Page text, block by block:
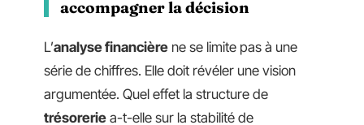
accompagner la décision
L’analyse financière ne se limite pas à une
série de chiffres. Elle doit révéler une vision
argumentée. Quel effet la structure de
trésorerie a-t-elle sur la stabilité de